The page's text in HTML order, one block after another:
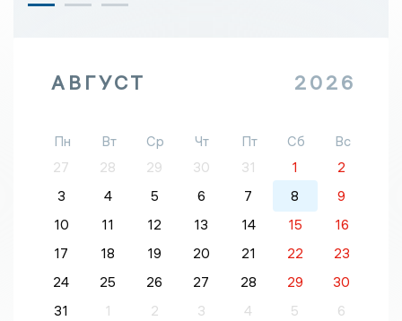
АВГУСТ 2026
Пн Вт Ср Чт Пт Сб
Вс
27
28 29 30 31 1
2
3
4 5 6 7 8
9
10
11 12 13 14 15
16
17
18 19 20 21 22
23
24
25 26 27 28 29
30
31
1 2 3 4 5 6